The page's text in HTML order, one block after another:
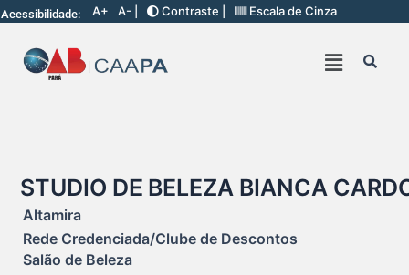
Acessibilidade: A+ A- | Contraste | Escala de Cinza
STUDIO DE BELEZA BIANCA
Altamira
Rede Credenciada/Clube de Descontos
Salão de Beleza